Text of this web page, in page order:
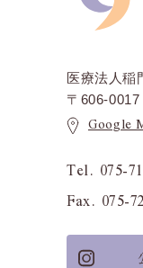
医療法人稲
〒606-
Google
Tel. 075-
Fax. 075-